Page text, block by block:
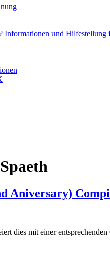
Informationen und Hilfestellung
Aniversary)
dies mit einer